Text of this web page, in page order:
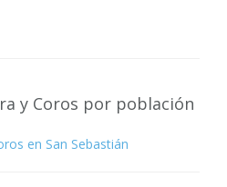
y Coros por población
en San Sebastián